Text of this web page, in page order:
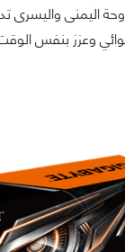
اليمنى واليسرى
وعزز بنفس